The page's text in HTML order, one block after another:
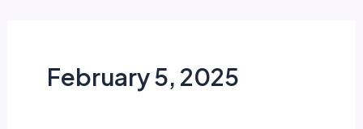
February 5, 2025